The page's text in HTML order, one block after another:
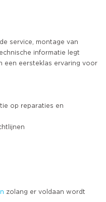
service, montage van
informatie legt
een eersteklas ervaring voor
op reparaties en
zolang er voldaan wordt